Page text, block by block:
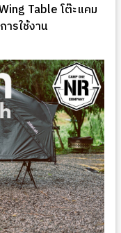
Table โต๊ะแคม
ารใช้งาน